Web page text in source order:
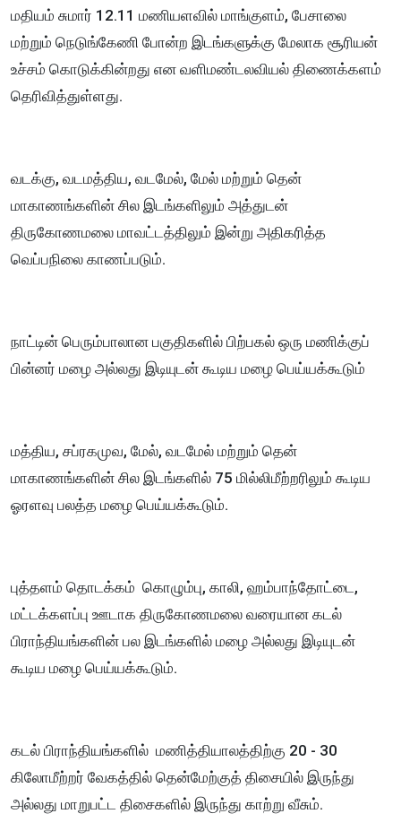
மதியம் சுமார் 12.11 மணியளவில் மாங்குளம், பேசாலை
மற்றும் நெடுங்கேணி போன்ற இடங்களுக்கு மேலாக சூரியன்
உச்சம் கொடுக்கின்றது என வளிமண்டலவியல் திணைக்களம்
தெரிவித்துள்ளது.
வடக்கு, வடமத்திய, வடமேல், மேல் மற்றும் தென்
மாகாணங்களின் சில இடங்களிலும் அத்துடன்
திருகோணமலை மாவட்டத்திலும் இன்று அதிகரித்த
வெப்பநிலை காணப்படும்.
நாட்டின் பெரும்பாலான பகுதிகளில் பிற்பகல் ஒரு மணிக்குப்
பின்னர் மழை அல்லது இடியுடன் கூடிய மழை பெய்யக்கூடும்
மத்திய, சப்ரகமுவ, மேல், வடமேல் மற்றும் தென்
மாகாணங்களின் சில இடங்களில் 75 மில்லிமீற்றரிலும் கூடிய
ஓரளவு பலத்த மழை பெய்யக்கூடும்.
புத்தளம் தொடக்கம் கொழும்பு, காலி, ஹம்பாந்தோட்டை,
மட்டக்களப்பு ஊடாக திருகோணமலை வரையான கடல்
பிராந்தியங்களின் பல இடங்களில் மழை அல்லது இடியுடன்
கூடிய மழை பெய்யக்கூடும்.
கடல் பிராந்தியங்களில் மணித்தியாலத்திற்கு 20 - 30
கிலோமீற்றர் வேகத்தில் தென்மேற்குத் திசையில் இருந்து
அல்லது மாறுபட்ட திசைகளில் இருந்து காற்று வீசும்.